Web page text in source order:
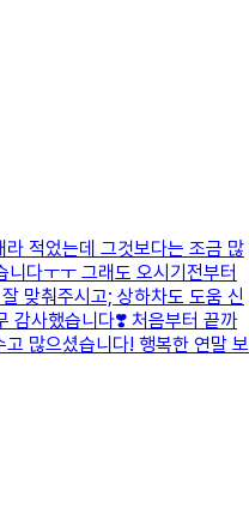
적었는데 그것보다는 조금 많
다ㅜㅜ 그래도 오시기전부터
맞춰주시고; 상하차도 도움 신
감사했습니다❣️ 처음부터 끝까
많으셨습니다! 행복한 연말 보